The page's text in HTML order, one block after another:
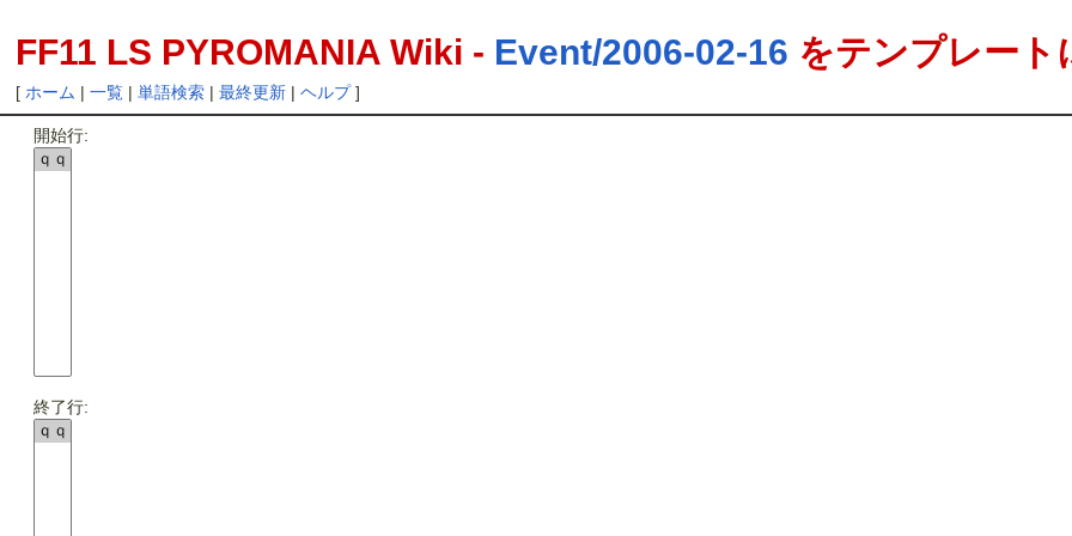
FF11 LS PYROMANIA Wiki - Event/2006-02-16 をテンプレート
[ ホーム |一覧 |単語検索 |最終更新 |ヘルプ]
開始行:
終了行: